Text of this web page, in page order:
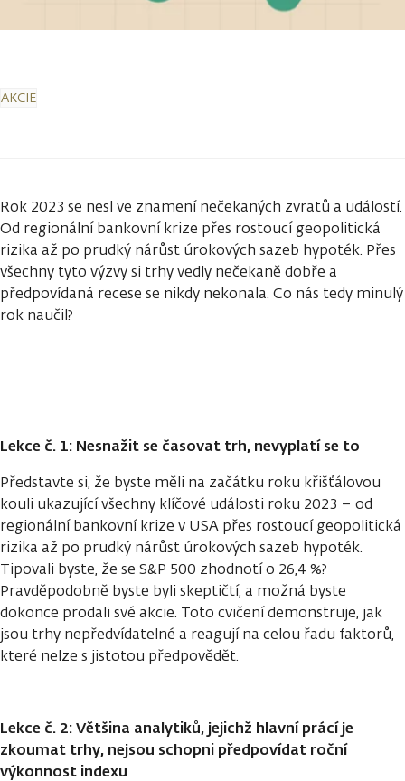
AKCIE
Rok 2023 se nesl ve znamení nečekaných zvratů a událostí.
Od regionální bankovní krize přes rostoucí geopolitická
rizika až po prudký nárůst úrokových sazeb hypoték. Přes
všechny tyto výzvy si trhy vedly nečekaně dobře a
předpovídaná recese se nikdy nekonala. Co nás tedy minulý
rok naučil?
Lekce č. 1: Nesnažit se časovat trh, nevyplatí se to
Představte si, že byste měli na začátku roku křišťálovou
kouli ukazující všechny klíčové události roku 2023 – od
regionální bankovní krize v USA přes rostoucí geopolitická
rizika až po prudký nárůst úrokových sazeb hypoték.
Tipovali byste, že se S&P 500 zhodnotí o 26,4 %?
Pravděpodobně byste byli skeptičtí, a možná byste
dokonce prodali své akcie. Toto cvičení demonstruje, jak
jsou trhy nepředvídatelné a reagují na celou řadu faktorů,
které nelze s jistotou předpovědět.
Lekce č. 2: Většina analytiků, jejichž hlavní prácí je
zkoumat trhy, nejsou schopni předpovídat roční
výkonnost indexu